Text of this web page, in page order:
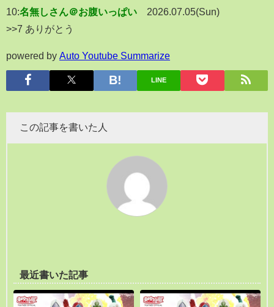
10:名無しさん＠お腹いっぱい
2026.07.05(Sun)
>>7 ありがとう
powered by Auto Youtube Summarize
LINE
この記事を書いた人
最近書いた記事